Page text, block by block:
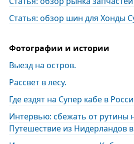
Статья: обзор шин для Хонды
Фотографии и истории
Выезд на остров.
Рассвет в лесу.
Где ездят на Супер кабе в
Интервью: сбежать от рутины
Путешествие из Нидерландов